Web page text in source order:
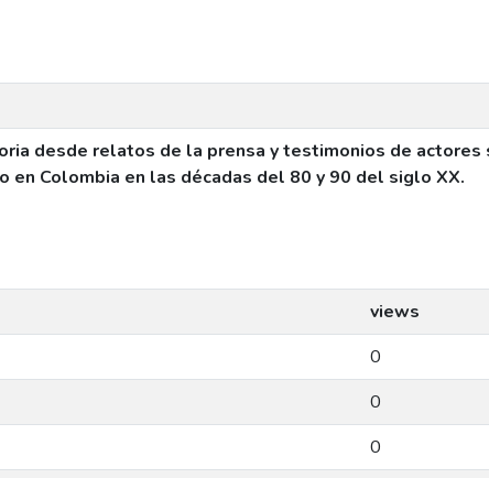
desde relatos de la prensa y testimonios de actores
Colombia en las décadas del 80 y 90 del siglo XX.
views
0
0
0